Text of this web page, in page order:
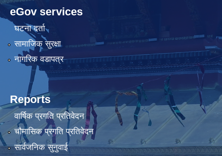
eGov services
घटना दर्ता
सामाजिक सुरक्षा
नागरिक वडापत्र
Reports
वार्षिक प्रगति प्रतिवेदन
चौमासिक प्रगति प्रतिवेदन
सार्वजनिक सुनुवाई